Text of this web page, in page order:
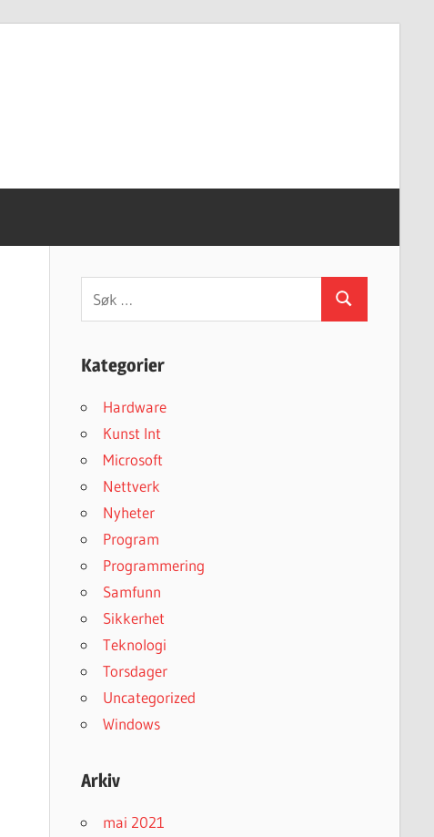
Søk
Kategorier
Hardware
Kunst Int
Microsoft
Nettverk
Nyheter
Program
Programmering
Samfunn
Sikkerhet
Teknologi
Torsdager
Uncategorized
Windows
Arkiv
mai 2021